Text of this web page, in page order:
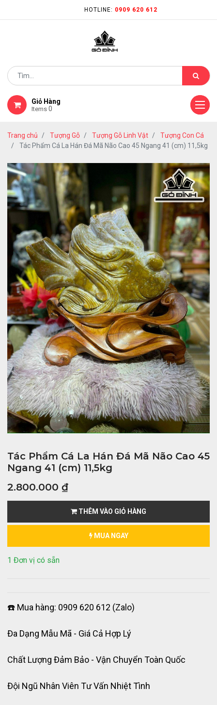
HOTLINE: 0909 620 612
Giỏ Hàng
Items 0
Trang chủ Tượng Gỗ Tượng Gỗ Linh Vật
Tượng Con Cá
Tác Phẩm Cá La Hán Đá Mã Não Cao 45 Ngang 41 (cm) 11,5kg
Tác Phẩm Cá La Hán Đá Mã Não Cao 45
Ngang 41 (cm) 11,5kg
2.800.000 ₫
THÊM VÀO GIỎ HÀNG
MUA NGAY
1 Đơn vị có sẵn
☎️ Mua hàng: 0909 620 612 (Zalo)
Đa Dạng Mẫu Mã - Giá Cả Hợp Lý
Chất Lượng Đảm Bảo - Vận Chuyển Toàn Quốc
Đội Ngũ Nhân Viên Tư Vấn Nhiệt Tình